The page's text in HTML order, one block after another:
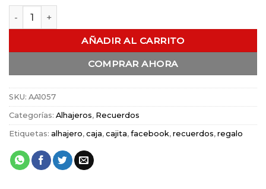
Alhajero Pastillero Estrella cantidad
AÑADIR AL CARRITO
COMPRAR AHORA
SKU: AA1057
Categorías: Alhajeros, Recuerdos
Etiquetas: alhajero, caja, cajita, facebook, recuerdos, regalo